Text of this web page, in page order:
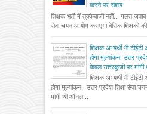
करने पर संशय
शिक्षक भर्ती में तुक्केबाजी नहीं... गलत
सेवा चयन आयोग कराएगा बेसिक शिक्षकों की
शिक्षक अभ्यर्थी भी
होगा मूल्यांकन, उत्तर
केवल उत्तरकुंजी पर मांगी
शिक्षक अभ्यर्थी भी
होगा मूल्यांकन, उत्तर प्रदेश शिक्षा सेवा
मांगी थी ऑनल...